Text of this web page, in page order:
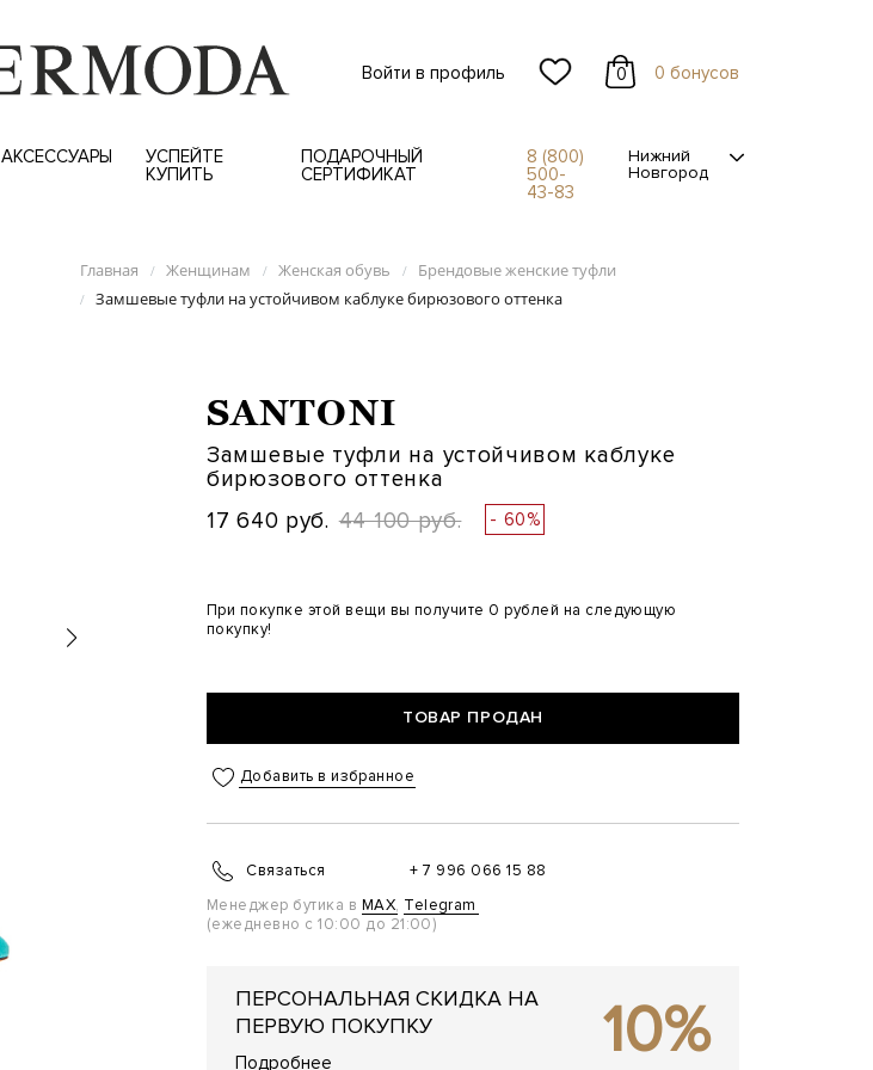
Войти в профиль 0 0 бонусов
АКСЕССУАРЫ
УСПЕЙТЕ
КУПИТЬ
ПОДАРОЧНЫЙ
СЕРТИФИКАТ
8 (800)
500-
43-83
Нижний
Новгород
Главная / Женщинам / Женская обувь / Брендовые женские туфли
/ Замшевые туфли на устойчивом каблуке бирюзового оттенка
SANTONI
Замшевые туфли на устойчивом каблуке
бирюзового оттенка
17 640 руб. 44 100 руб. - 60%
При покупке этой вещи вы получите 0 рублей на следующую
покупку!
ТОВАР ПРОДАН
Добавить в избранное
Связаться
+ 7 996 066 15 88
Менеджер бутика в MAX, Telegram
(ежедневно с 10:00 до 21:00)
ПЕРСОНАЛЬНАЯ СКИДКА НА
ПЕРВУЮ ПОКУПКУ
Подробнее 10%